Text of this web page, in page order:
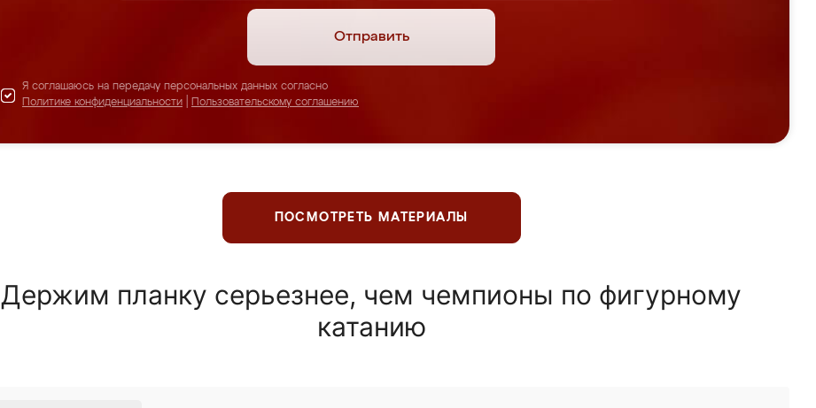
Отправить
Я соглашаюсь на передачу персональных данных согласно
Политике конфиденциальности
Пользовательскому соглашению
ПОСМОТРЕТЬ МАТЕРИАЛЫ
Держим планку серьезнее, чем чемпионы по фигурному
катанию